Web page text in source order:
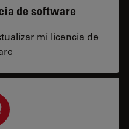
de software
mi licencia de